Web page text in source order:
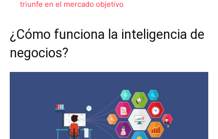
triunfe en el mercado objetivo
¿Cómo funciona la inteligencia de
negocios?